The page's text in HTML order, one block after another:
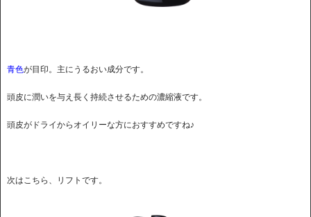
青色が目印。主にうるおい成分です。
頭皮に潤いを与え長く持続させるための濃縮液です。
頭皮がドライからオイリーな方におすすめですね♪
次はこちら、リフトです。